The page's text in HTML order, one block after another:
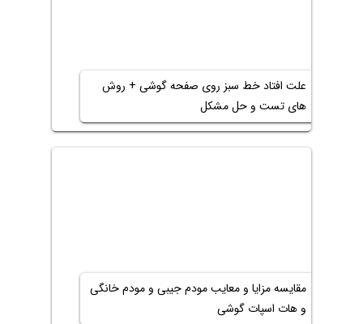
علت افتاد خط سبز روی صفحه گوشی + روش
های تست و حل مشکل
مقایسه مزایا و معایب مودم جیبی و مودم خانگی
و هات اسپات گوشی